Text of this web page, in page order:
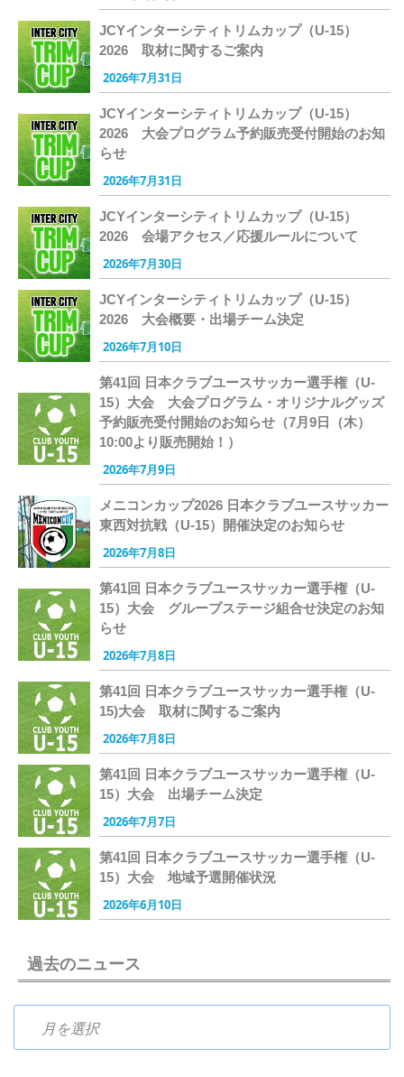
JCYインターシティトリムカップ（U-15）
2026 取材に関するご案内
2026年7月31日
JCYインターシティトリムカップ（U-15）
2026 大会プログラム予約販売受付開始のお知
らせ
2026年7月31日
JCYインターシティトリムカップ（U-15）
2026 会場アクセス／応援ルールについて
2026年7月30日
JCYインターシティトリムカップ（U-15）
2026 大会概要・出場チーム決定
2026年7月10日
第41回 日本クラブユースサッカー選手権（U-
15）大会 大会プログラム・オリジナルグッズ
予約販売受付開始のお知らせ（7月9日（木）
10:00より販売開始！）
2026年7月9日
メニコンカップ2026 日本クラブユースサッカー
東西対抗戦（U-15）開催決定のお知らせ
2026年7月8日
第41回 日本クラブユースサッカー選手権（U-
15）大会 グループステージ組合せ決定のお知
らせ
2026年7月8日
第41回 日本クラブユースサッカー選手権（U-
15)大会 取材に関するご案内
2026年7月8日
第41回 日本クラブユースサッカー選手権（U-
15）大会 出場チーム決定
2026年7月7日
第41回 日本クラブユースサッカー選手権（U-
15）大会 地域予選開催状況
2026年6月10日
過去のニュース